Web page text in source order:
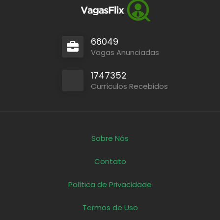
66049
Vagas Anunciadas
1747352
Currículos Recebidos
Sobre Nós
Contato
Política de Privacidade
Termos de Uso